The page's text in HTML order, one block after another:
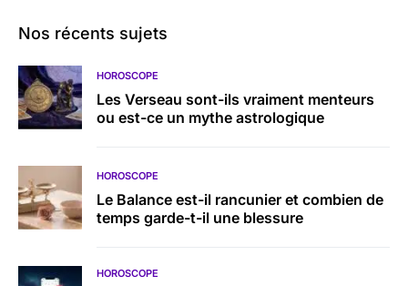
Nos récents sujets
HOROSCOPE
Les Verseau sont-ils vraiment menteurs
ou est-ce un mythe astrologique
HOROSCOPE
Le Balance est-il rancunier et combien de
temps garde-t-il une blessure
HOROSCOPE